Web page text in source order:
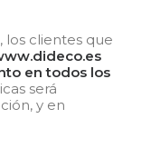
, los clientes que
en todos los
será
y en